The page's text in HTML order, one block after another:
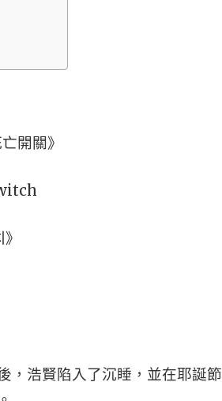
開關》
，浩賢陷入了沉睡，並在耶誕